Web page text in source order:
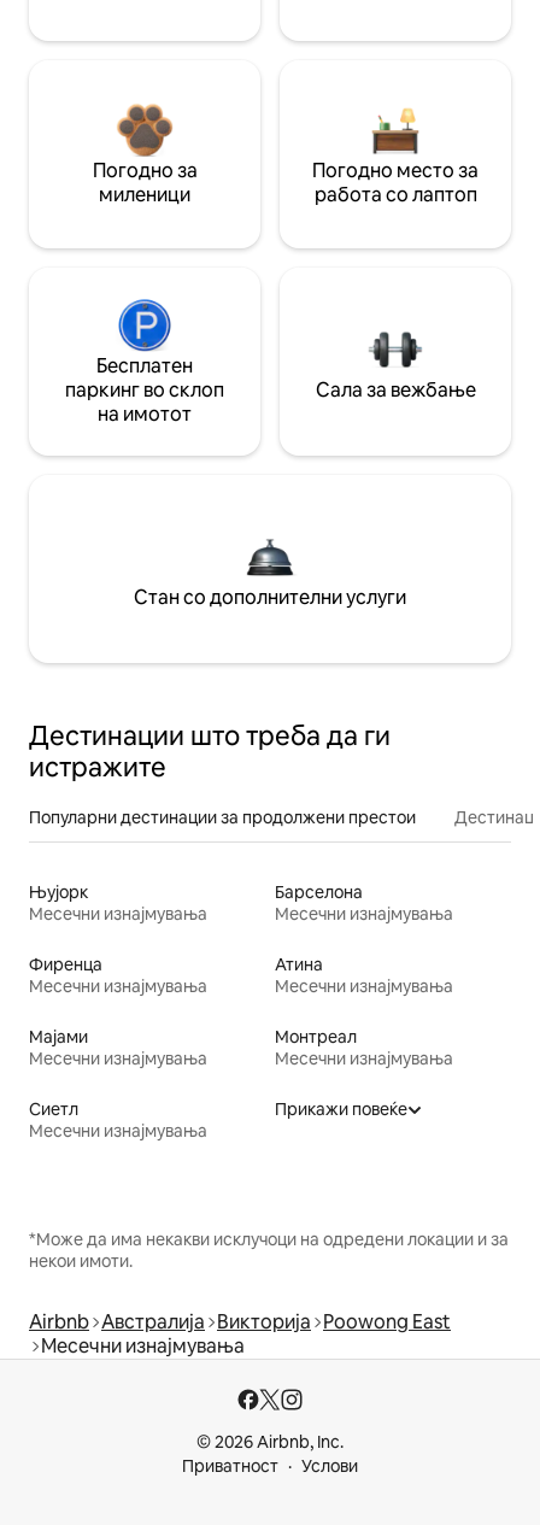
Погодно за
миленици
Погодно место за
работа со лаптоп
Бесплатен
паркинг во склоп
на имотот
Сала за вежбање
Стан со дополнителни услуги
Дестинации што треба да ги
истражите
Популарни дестинации за продолжени престои
Њујорк
Месечни изнајмувања
Барселона
Месечни изнајмувања
Фиренца
Месечни изнајмувања
Атина
Месечни изнајмувања
Мајами
Месечни изнајмувања
Монтреал
Месечни изнајмувања
Сиетл
Месечни изнајмувања
Прикажи повеќе
*Може да има некакви исклучоци на одредени локации и за
некои имоти.
Airbnb Австралија Викторија Poowong East
Месечни изнајмувања
© 2026 Airbnb, Inc.
Приватност
Услови